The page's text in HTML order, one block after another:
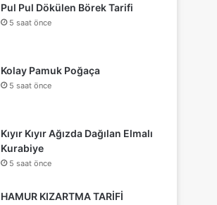
Pul Pul Dökülen Börek Tarifi
5 saat önce
Kolay Pamuk Poğaça
5 saat önce
Kıyır Kıyır Ağızda Dağılan Elmalı
Kurabiye
5 saat önce
HAMUR KIZARTMA TARİFİ